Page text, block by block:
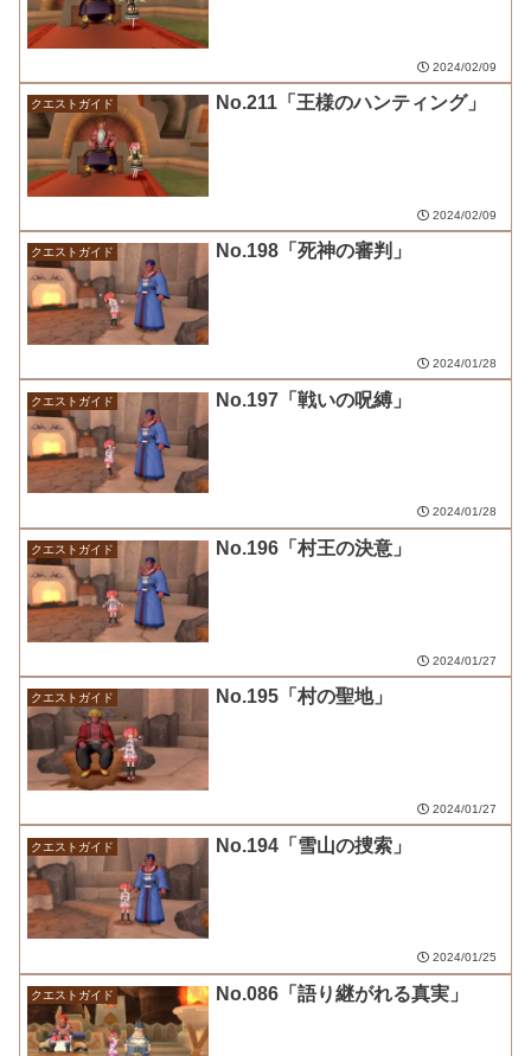
2024/02/09
クエストガイド No.211「王様のハンティング」
2024/02/09
クエストガイド No.198「死神の審判」
2024/01/28
クエストガイド No.197「戦いの呪縛」
2024/01/28
クエストガイド No.196「村王の決意」
2024/01/27
クエストガイド No.195「村の聖地」
2024/01/27
クエストガイド No.194「雪山の捜索」
2024/01/25
クエストガイド No.086「語り継がれる真実」